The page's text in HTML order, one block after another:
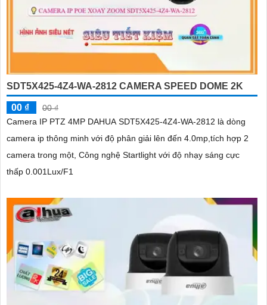
SDT5X425-4Z4-WA-2812 CAMERA SPEED DOME 2K
00 ₫
00 ₫
Camera IP PTZ 4MP DAHUA SDT5X425-4Z4-WA-2812 là dòng
camera ip thông minh với độ phân giải lên đến 4.0mp,tích hợp 2
camera trong một, Công nghệ Startlight với độ nhạy sáng cực
thấp 0.001Lux/F1